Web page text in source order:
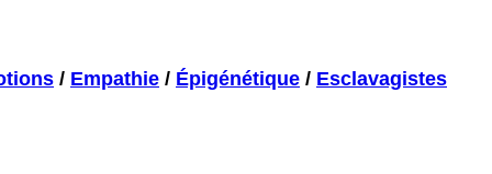
/ Empathie / Épigénétique / Esclavagistes